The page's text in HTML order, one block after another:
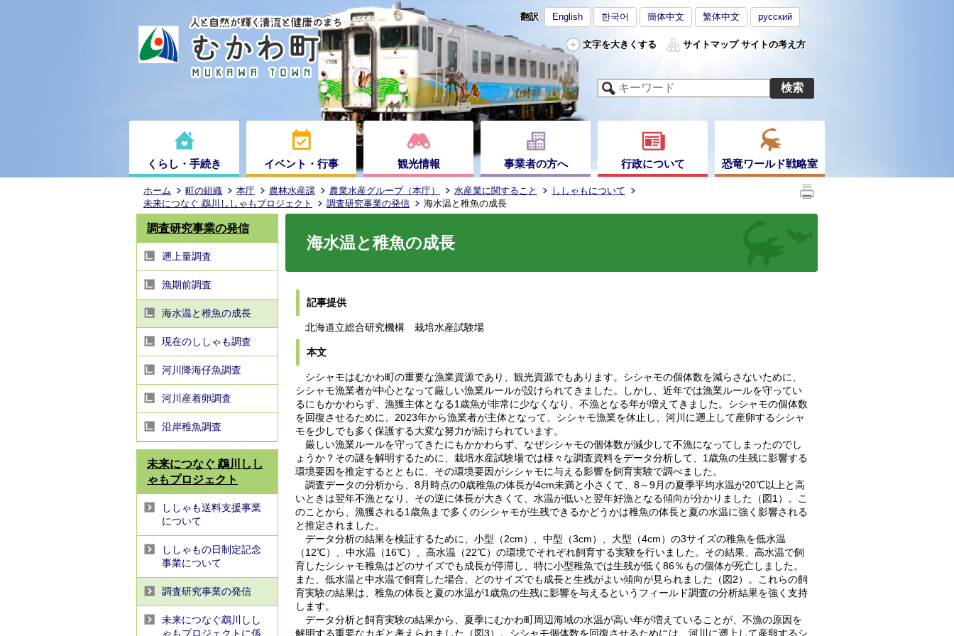
翻訳 English 한국어 簡体中文 繁体中文 русский
文字を大きくする サイトマップ サイトの考え方
くらし・手続き イベント・行事 観光情報 事業者の方へ 行政について 恐竜ワールド戦略室
ホーム 町の組織 本庁 農林水産課 農業水産グループ（本庁） 水産業に関すること
ししゃもについて
未来につなぐ 鵡川ししゃもプロジェクト
調査研究事業の発信 海水温と稚魚の成長
調査研究事業の発信
遡上量調査
漁期前調査
海水温と稚魚の成長
現在のししゃも調査
河川降海仔魚調査
河川産着卵調査
沿岸稚魚調査
未来につなぐ 鵡川しし
ゃもプロジェクト
ししゃも送料支援事業
について
ししゃもの日制定記念
事業について
調査研究事業の発信
未来につなぐ鵡川しし
ゃもプロジェクトに係
海水温と稚魚の成長
記事提供
北海道立総合研究機構 栽培水産試験場
本文
シシャモはむかわ町の重要な漁業資源であり、観光資源でもあります。シシャモの個体数を減らさないために、
シシャモ漁業者が中心となって厳しい漁業ルールが設けられてきました。しかし、近年では漁業ルールを守ってい
るにもかかわらず、漁獲主体となる1歳魚が非常に少なくなり、不漁となる年が増えてきました。シシャモの個体数
を回復させるために、2023年から漁業者が主体となって、シシャモ漁業を休止し、河川に遡上して産卵するシシャ
モを少しでも多く保護する大変な努力が続けられています。
厳しい漁業ルールを守ってきたにもかかわらず、なぜシシャモの個体数が減少して不漁になってしまったのでし
ょうか？その謎を解明するために、栽培水産試験場では様々な調査資料をデータ分析して、1歳魚の生残に影響する
環境要因を推定するとともに、その環境要因がシシャモに与える影響を飼育実験で調べました。
調査データの分析から、8月時点の0歳稚魚の体長が4cm未満と小さくて、8～9月の夏季平均水温が20℃以上と高
いときは翌年不漁となり、その逆に体長が大きくて、水温が低いと翌年好漁となる傾向が分かりました（図1）。こ
のことから、漁獲される1歳魚まで多くのシシャモが生残できるかどうかは稚魚の体長と夏の水温に強く影響される
と推定されました。
データ分析の結果を検証するために、小型（2cm）、中型（3cm）、大型（4cm）の3サイズの稚魚を低水温
（12℃）、中水温（16℃）、高水温（22℃）の環境でそれぞれ飼育する実験を行いました。その結果、高水温で飼
育したシシャモ稚魚はどのサイズでも成長が停滞し、特に小型稚魚では生残が低く86％もの個体が死亡しました。
また、低水温と中水温で飼育した場合、どのサイズでも成長と生残がよい傾向が見られました（図2）。これらの飼
育実験の結果は、稚魚の体長と夏の水温が1歳魚の生残に影響を与えるというフィールド調査の分析結果を強く支持
します。
データ分析と飼育実験の結果から、夏季にむかわ町周辺海域の水温が高い年が増えていることが、不漁の原因を
解明する重要なカギと考えられました（図3）。シシャモ個体数を回復させるためには、河川に遡上して産卵するシ